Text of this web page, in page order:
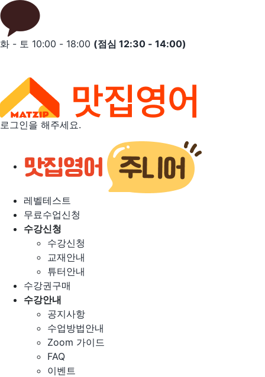
Skip
to
content
화 - 토 10:00 - 18:00 (점심 12:30 - 14:00)
로그인을 해주세요.
레벨테스트
무료수업신청
수강신청
수강신청
교재안내
튜터안내
수강권구매
수강안내
공지사항
수업방법안내
Zoom 가이드
FAQ
이벤트